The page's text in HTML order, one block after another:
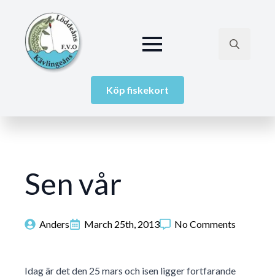
Köp fiskekort
Sen vår
Anders March 25th, 2013 No Comments
Idag är det den 25 mars och isen ligger fortfarande